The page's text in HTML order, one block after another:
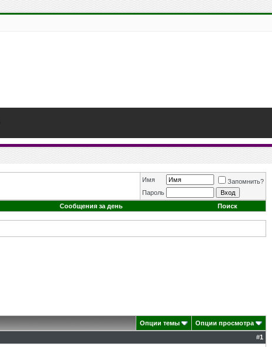
Имя
Запомнить?
Пароль
Сообщения за день Поиск
Опции темы
Опции просмотра
#1